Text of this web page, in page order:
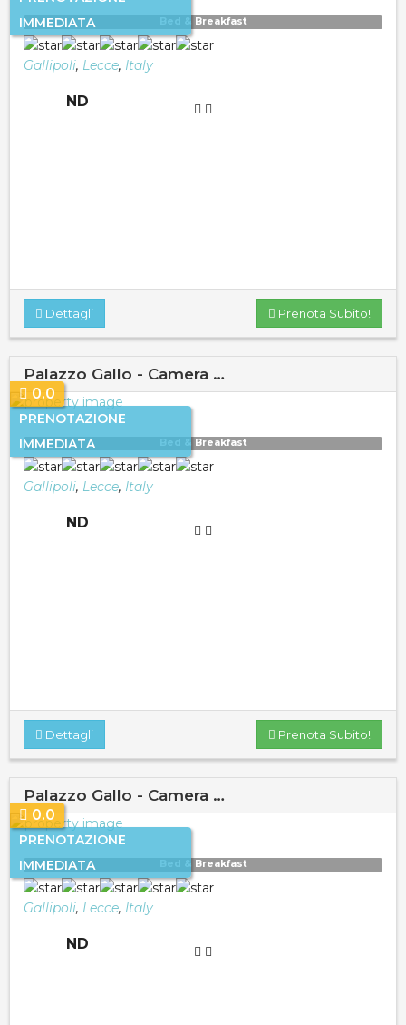
IMMEDIATA
Bed & Breakfast
Gallipoli, Lecce, Italy
ND
Prenota Subito!
Dettagli
Palazzo Gallo - Camera …
PRENOTAZIONE
IMMEDIATA
0.0
Bed & Breakfast
Gallipoli, Lecce, Italy
ND
Prenota Subito!
Dettagli
Palazzo Gallo - Camera …
PRENOTAZIONE
IMMEDIATA
0.0
Bed & Breakfast
Gallipoli, Lecce, Italy
ND